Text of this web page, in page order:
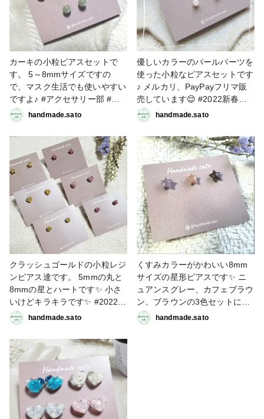
カーキの小粒ピアスセットで
す。 5～8mmサイズですの
で、マスク生活でも使いやすい
ですよ♪ #アクセサリー部 #ピ
アス #handmadesato
handmade.sato
優しいカラーのパールパーツを
使った小粒なピアスセットです
♪ メルカリ、PayPayフリマ販
売しています😌 #2022新春投
稿キャンペーン #アクセサリー
部 #ピアス #handmadesato
handmade.sato
クラッシュゴールドの小粒レジ
ンピアス達です。 5mmの丸と
8mmの星とハートです✨ 小さ
いけどキラキラです✨ #2022新
春投稿キャンペーン #アクセサ
リー部 #ピアス
#handmadesato
handmade.sato
くすみカラーがかわいい8mm
サイズの星形ピアスです✨ ニ
ュアンスグレー、カフェブラウ
ン、ブラウンの3色セットにし
てみました♪ #2022新春投稿キ
ャンペーン #アクセサリー部 #
handmade.sato